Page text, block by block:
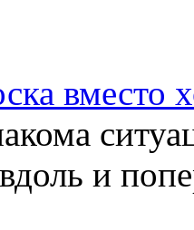
вместо
и